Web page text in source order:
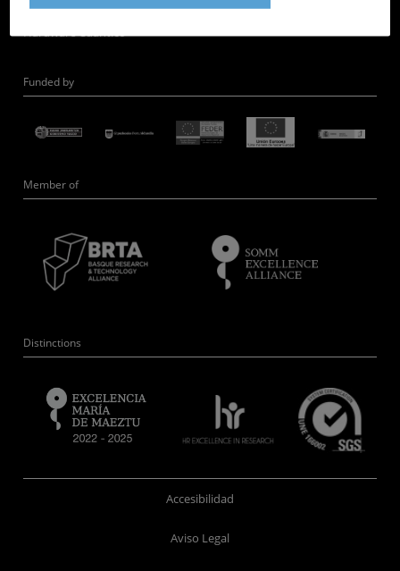
Nanoingeniería
Hardware Cuántico
Funded by
Member of
Distinctions
Accesibilidad
Aviso Legal